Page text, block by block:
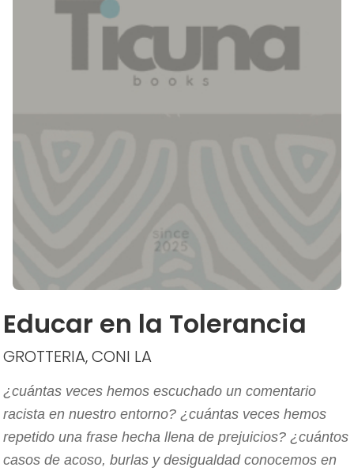
Educar en la Tolerancia
GROTTERIA, CONI LA
¿cuántas veces hemos escuchado un comentario
racista en nuestro entorno? ¿cuántas veces hemos
repetido una frase hecha llena de prejuicios? ¿cuántos
casos de acoso, burlas y desigualdad conocemos en